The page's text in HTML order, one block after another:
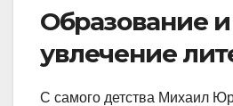
Образование и
увлечение
С самого детства Михаил